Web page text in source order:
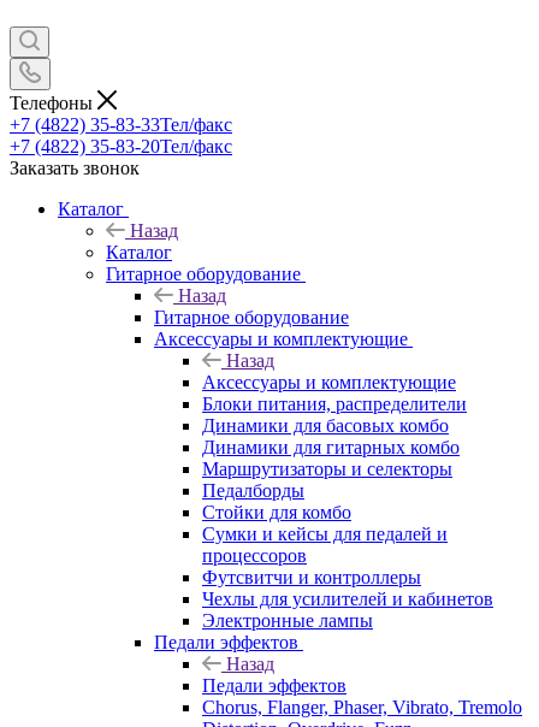
Телефоны
+7 (4822) 35-83-33Тел/факс
+7 (4822) 35-83-20Тел/факс
Заказать звонок
Каталог
Назад
Каталог
Гитарное оборудование
Назад
Гитарное оборудование
Аксессуары и комплектующие
Назад
Аксессуары и комплектующие
Блоки питания, распределители
Динамики для басовых комбо
Динамики для гитарных комбо
Маршрутизаторы и селекторы
Педалборды
Стойки для комбо
Сумки и кейсы для педалей и
процессоров
Футсвитчи и контроллеры
Чехлы для усилителей и кабинетов
Электронные лампы
Педали эффектов
Назад
Педали эффектов
Chorus, Flanger, Phaser, Vibrato, Tremolo